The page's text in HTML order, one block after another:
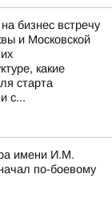
бизнес встречу
и Московской
какие
старта
с...
имени И.М.
по-боевому